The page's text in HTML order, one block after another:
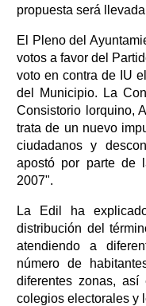
propuesta será
El Pleno del
votos a favor del
voto en contra de IU
del Municipio. La
Consistorio lorquino,
trata de un nuevo
ciudadanos y
apostó por parte de
2007".
La Edil ha
distribución del
atendiendo a
número de
diferentes zonas,
colegios electorales y